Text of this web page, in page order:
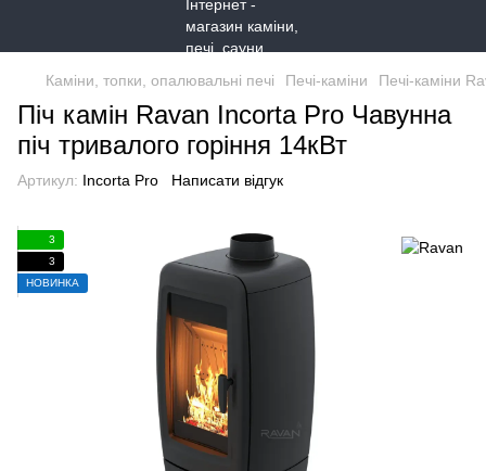
Каміни, топки, опалювальні печі Печі-каміни Печі-каміни
Піч камін Ravan Incorta Pro Чавунна
піч тривалого горіння 14кВт
Артикул: Incorta Pro Написати відгук
3
3
НОВИНКА